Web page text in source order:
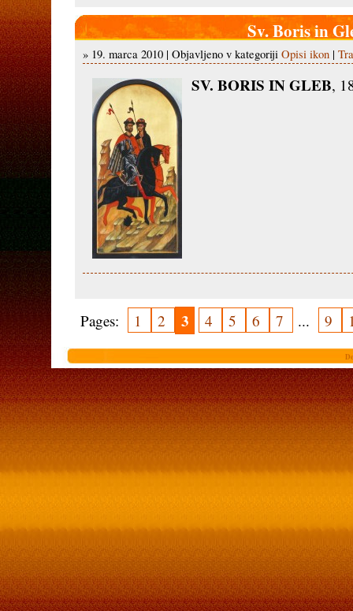
Sv. Boris in
» 19. marca 2010 | Objavljeno v kategoriji Opisi ikon|
SV. BORIS IN GLEB,
Pages: 1 2 3 4 5 6 7 ... 9